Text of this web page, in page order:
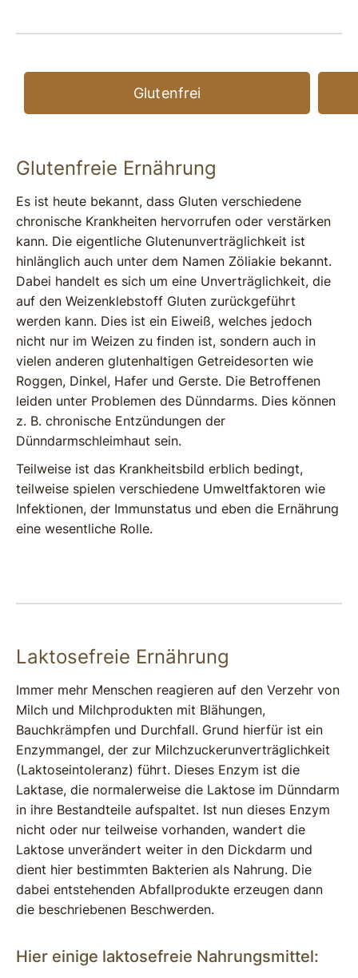
Glutenfrei
Glutenfreie Ernährung
Es ist heute bekannt, dass Gluten verschiedene
chronische Krankheiten hervorrufen oder verstärken
kann. Die eigentliche Glutenunverträglichkeit ist
hinlänglich auch unter dem Namen Zöliakie bekannt.
Dabei handelt es sich um eine Unverträglichkeit, die
auf den Weizenklebstoff Gluten zurückgeführt
werden kann. Dies ist ein Eiweiß, welches jedoch
nicht nur im Weizen zu finden ist, sondern auch in
vielen anderen glutenhaltigen Getreidesorten wie
Roggen, Dinkel, Hafer und Gerste. Die Betroffenen
leiden unter Problemen des Dünndarms. Dies können
z. B. chronische Entzündungen der
Dünndarmschleimhaut sein.
Teilweise ist das Krankheitsbild erblich bedingt,
teilweise spielen verschiedene Umweltfaktoren wie
Infektionen, der Immunstatus und eben die Ernährung
eine wesentliche Rolle.
Laktosefreie Ernährung
Immer mehr Menschen reagieren auf den Verzehr von
Milch und Milchprodukten mit Blähungen,
Bauchkrämpfen und Durchfall. Grund hierfür ist ein
Enzymmangel, der zur Milchzuckerunverträglichkeit
(Laktoseintoleranz) führt. Dieses Enzym ist die
Laktase, die normalerweise die Laktose im Dünndarm
in ihre Bestandteile aufspaltet. Ist nun dieses Enzym
nicht oder nur teilweise vorhanden, wandert die
Laktose unverändert weiter in den Dickdarm und
dient hier bestimmten Bakterien als Nahrung. Die
dabei entstehenden Abfallprodukte erzeugen dann
die beschriebenen Beschwerden.
Hier einige laktosefreie Nahrungsmittel: